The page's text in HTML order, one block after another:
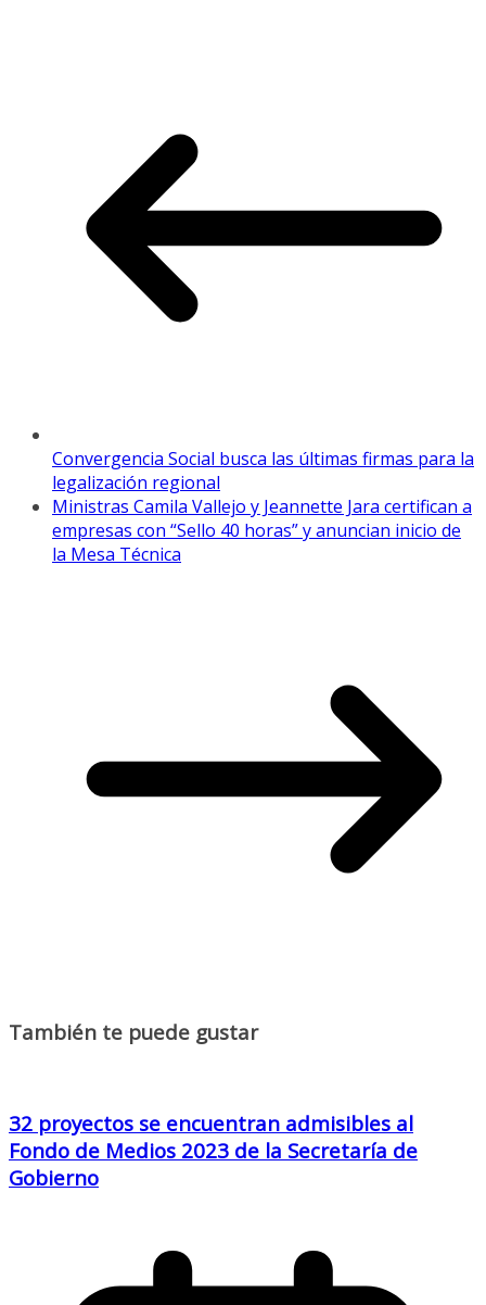
Convergencia Social busca las últimas firmas para la
legalización regional
Ministras Camila Vallejo y Jeannette Jara certifican a
empresas con “Sello 40 horas” y anuncian inicio de
la Mesa Técnica
También te puede gustar
32 proyectos se encuentran admisibles al
Fondo de Medios 2023 de la Secretaría de
Gobierno